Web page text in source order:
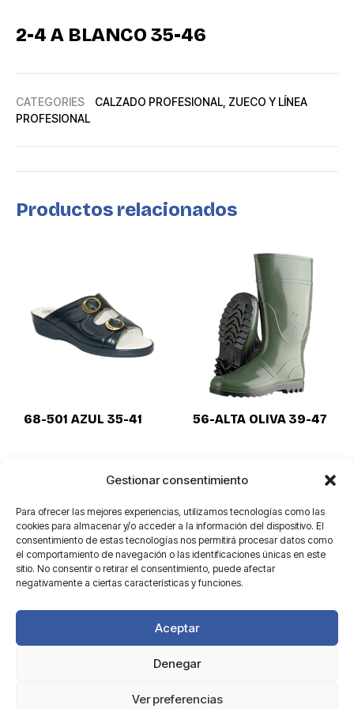
Gestionar consentimiento
Para ofrecer las mejores experiencias, utilizamos tecnologías como las
cookies para almacenar y/o acceder a la información del dispositivo. El
consentimiento de estas tecnologías nos permitirá procesar datos como
el comportamiento de navegación o las identificaciones únicas en este
sitio. No consentir o retirar el consentimiento, puede afectar
negativamente a ciertas características y funciones.
Aceptar
Denegar
Ver preferencias
2-4 A BLANCO 35-46
CATEGORIES CALZADO PROFESIONAL ZUECO Y LÍNEA
PROFESIONAL
Productos relacionados
68-501 AZUL 35-41 56-ALTA OLIVA 39-47